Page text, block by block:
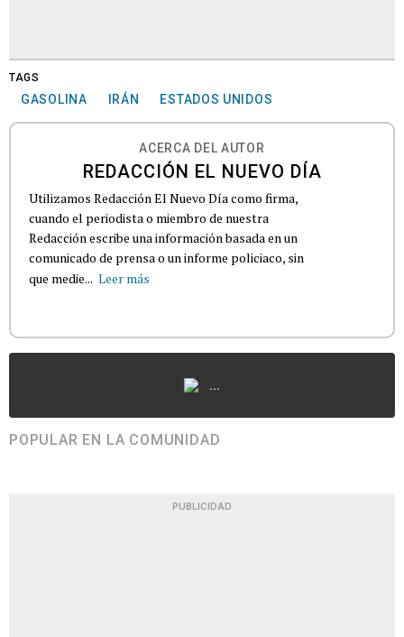
TAGS
GASOLINA IRÁN ESTADOS UNIDOS
ACERCA DEL AUTOR
REDACCIÓN EL NUEVO DÍA
Utilizamos Redacción El Nuevo Día como firma,
cuando el periodista o miembro de nuestra
Redacción escribe una información basada en un
comunicado de prensa o un informe policiaco, sin
que medie... Leer más
...
POPULAR EN LA COMUNIDAD
PUBLICIDAD